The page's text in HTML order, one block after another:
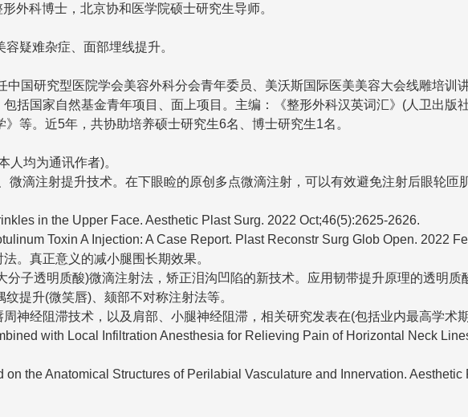
外科博士，北京协和医学院硕士研究生导师。
疑难杂症、面部埋线提升。
中国研究型医院学会美容外科分会青年委员、美沃斯国际医美美容大会线雕培训
括国家自然基金青年项目、面上项目。主编：《整形外科汉英词汇》(人卫出版
等。近5年，共协助培养硕士研究生6名、博士研究生1名。
均为通讯作者)。
滴注射提升技术。在下眼睑的原创多点微滴注射，可以有效避免注射后眼轮匝
in the Upper Face. Aesthetic Plast Surg. 2022 Oct;46(5):2625-2626.
Toxin A Injection: A Case Report. Plast Reconstr Surg Glob Open. 2022
真正意义的减小腿围长期效果。
透明质酸)微滴注射法，矫正泪沟凹陷的新技术。应用韧带提升原理的透明质
提升(微笑唇)、颏部不对称注射法等。
经阻滞技术，以及肩部、小腿神经阻滞，相关研究发表在(包括业内最高学术
with Local Infiltration Anesthesia for Relieving Pain of Horizontal Neck
the Anatomical Structures of Perilabial Vasculature and Innervation. Aesthetic